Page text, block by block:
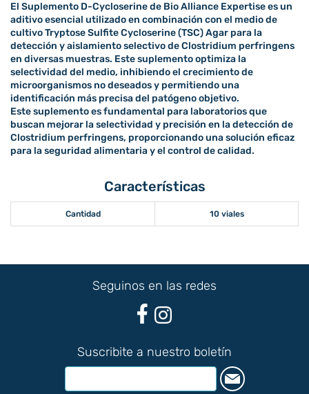
El Suplemento D-Cycloserine de Bio Alliance Expertise es un
aditivo esencial utilizado en combinación con el medio de
cultivo Tryptose Sulfite Cycloserine (TSC) Agar para la
detección y aislamiento selectivo de Clostridium perfringens
en diversas muestras. Este suplemento optimiza la
selectividad del medio, inhibiendo el crecimiento de
microorganismos no deseados y permitiendo una
identificación más precisa del patógeno objetivo.
Este suplemento es fundamental para laboratorios que
buscan mejorar la selectividad y precisión en la detección de
Clostridium perfringens, proporcionando una solución eficaz
para la seguridad alimentaria y el control de calidad.
Características
Cantidad 10 viales
Seguinos en las redes
Suscribite a nuestro boletín